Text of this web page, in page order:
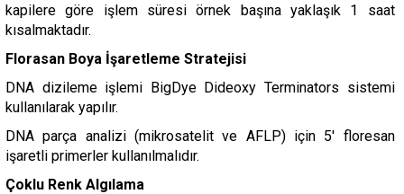
kapilere göre işlem süresi örnek başına yaklaşık 1 saat
kısalmaktadır.
Florasan Boya İşaretleme Stratejisi
DNA dizileme işlemi BigDye Dideoxy Terminators sistemi
kullanılarak yapılır.
DNA parça analizi (mikrosatelit ve AFLP) için 5' floresan
işaretli primerler kullanılmalıdır.
Çoklu Renk Algılama